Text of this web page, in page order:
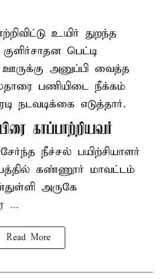
உயிர் துறந்த
பெட்டி
அனுப்பி வைத்த
பணியிடை நீக்கம்
நடவடிக்கை எடுத்தார்.
காப்பாற்றியவர்
நீச்சல் பயிற்சியாளர்
கண்ணூர் மாவட்டம்
அருகே
...
Read More